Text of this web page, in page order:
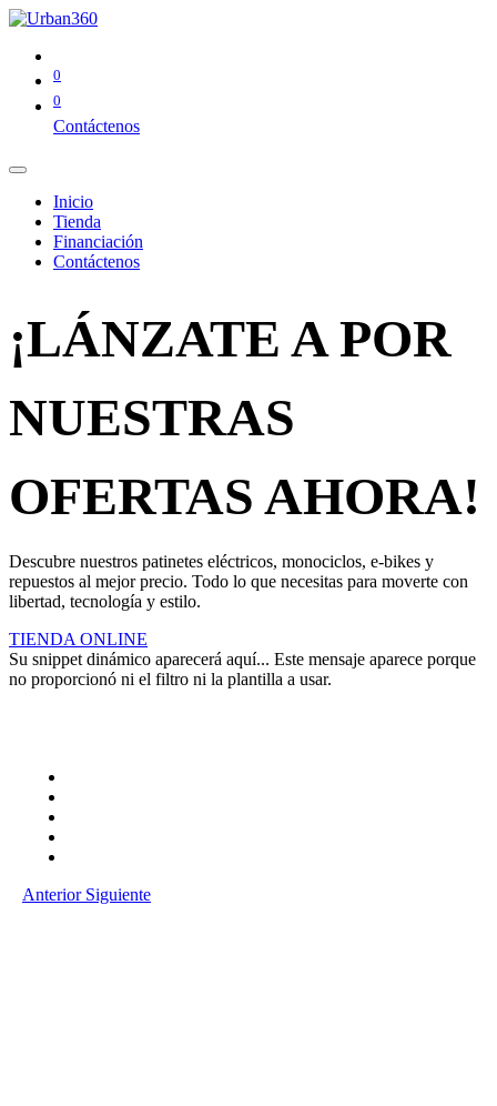
0
0
Contáctenos
Inicio
Tienda
Financiación
Contáctenos
¡LÁNZATE A POR
NUESTRAS
OFERTAS AHORA!
Descubre nuestros patinetes eléctricos, monociclos, e-bikes y
repuestos al mejor precio. Todo lo que necesitas para moverte con
libertad, tecnología y estilo.
TIENDA ONLINE
Su snippet dinámico aparecerá aquí... Este mensaje aparece porque
no proporcionó ni el filtro ni la plantilla a usar.
Anterior Siguiente